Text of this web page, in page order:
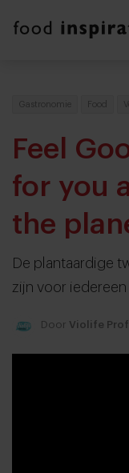
Gastronomie Food
Feel
for you
the
De plantaardige
zijn voor iedereen
Door Violife